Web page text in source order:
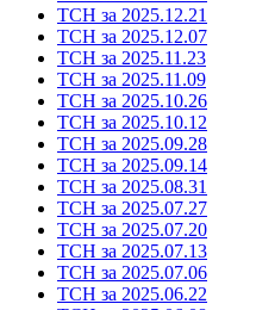
ТСН за 2025.12.21
ТСН за 2025.12.07
ТСН за 2025.11.23
ТСН за 2025.11.09
ТСН за 2025.10.26
ТСН за 2025.10.12
ТСН за 2025.09.28
ТСН за 2025.09.14
ТСН за 2025.08.31
ТСН за 2025.07.27
ТСН за 2025.07.20
ТСН за 2025.07.13
ТСН за 2025.07.06
ТСН за 2025.06.22